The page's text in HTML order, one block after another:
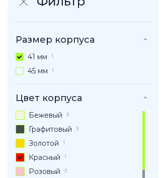
Размер корпуса
41 мм 1
45 мм 1
Цвет корпуса
Бежевый 3
Графитовый 3
Золотой 1
Красный 1
Розовый 3